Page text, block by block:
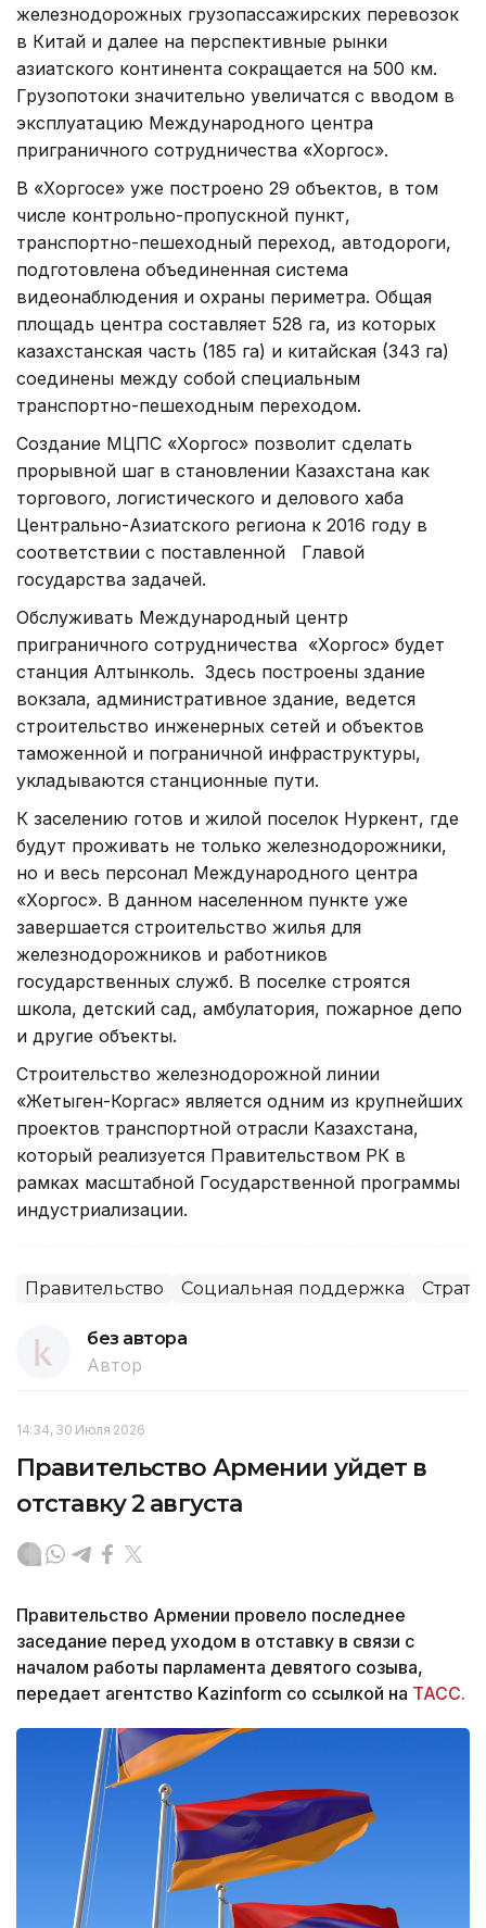
железнодорожных грузопассажирских перевозок
в Китай и далее на перспективные рынки
азиатского континента сокращается на 500 км.
Грузопотоки значительно увеличатся с вводом в
эксплуатацию Международного центра
приграничного сотрудничества «Хоргос».
В «Хоргосе» уже построено 29 объектов, в том
числе контрольно-пропускной пункт,
транспортно-пешеходный переход, автодороги,
подготовлена объединенная система
видеонаблюдения и охраны периметра. Общая
площадь центра составляет 528 га, из которых
казахстанская часть (185 га) и китайская (343 га)
соединены между собой специальным
транспортно-пешеходным переходом.
Создание МЦПС «Хоргос» позволит сделать
прорывной шаг в становлении Казахстана как
торгового, логистического и делового хаба
Центрально-Азиатского региона к 2016 году в
соответствии с поставленной Главой
государства задачей.
Обслуживать Международный центр
приграничного сотрудничества «Хоргос» будет
станция Алтынколь. Здесь построены здание
вокзала, административное здание, ведется
строительство инженерных сетей и объектов
таможенной и пограничной инфраструктуры,
укладываются станционные пути.
К заселению готов и жилой поселок Нуркент, где
будут проживать не только железнодорожники,
но и весь персонал Международного центра
«Хоргос». В данном населенном пункте уже
завершается строительство жилья для
железнодорожников и работников
государственных служб. В поселке строятся
школа, детский сад, амбулатория, пожарное депо
и другие объекты.
Строительство железнодорожной линии
«Жетыген-Коргас» является одним из крупнейших
проектов транспортной отрасли Казахстана,
который реализуется Правительством РК в
рамках масштабной Государственной программы
индустриализации.
Правительство Социальная поддержка
без автора
Автор
14:34, 30 Июля 2026
Правительство Армении уйдет в
отставку 2 августа
Правительство Армении провело последнее
заседание перед уходом в отставку в связи с
началом работы парламента девятого созыва,
передает агентство Kazinform со ссылкой на ТАСС.